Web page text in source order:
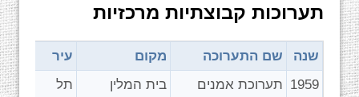
תערוכות קבוצתיות מרכזיות
שנה שם התערוכה מקום
עיר
1959 תערוכת אמנים
בית המלין
תל